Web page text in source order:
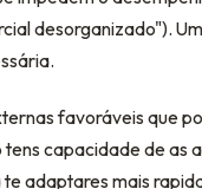
desorganizado").
favoráveis que
capacidade de as
adaptares mais